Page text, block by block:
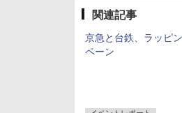
関連記事
京急と台鉄、ラッピ
ペーン